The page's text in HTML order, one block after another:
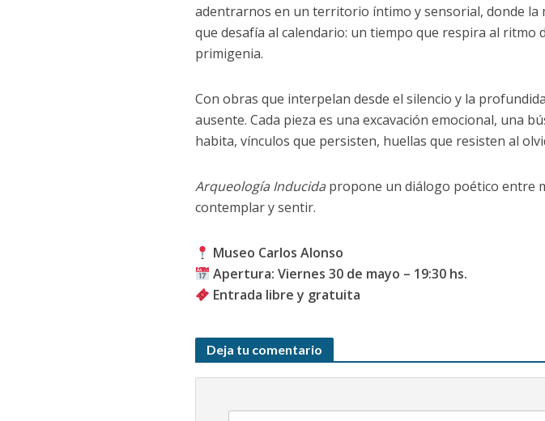
adentrarnos en un territorio íntimo y sensorial, donde
que desafía al calendario: un tiempo que respira al ritmo
primigenia.
Con obras que interpelan desde el silencio y la
ausente. Cada pieza es una excavación emocional, una
habita, vínculos que persisten, huellas que resisten al
Arqueología Inducidapropone un diálogo poético entre
contemplar y sentir.
Museo Carlos Alonso
Apertura: Viernes 30 de mayo – 19:30 hs.
Entrada libre y gratuita
Deja tu comentario